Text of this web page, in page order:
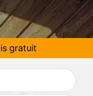
gratuit